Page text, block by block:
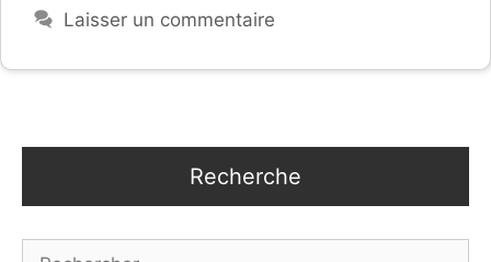
Laisser un commentaire
Recherche